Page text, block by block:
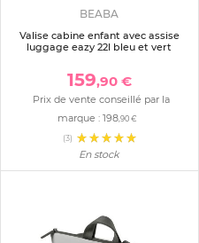
BEABA
Valise cabine enfant avec assise
luggage eazy 22l bleu et vert
159,90 €
Prix de vente conseillé par la
marque :198,90 €
(3)
En stock